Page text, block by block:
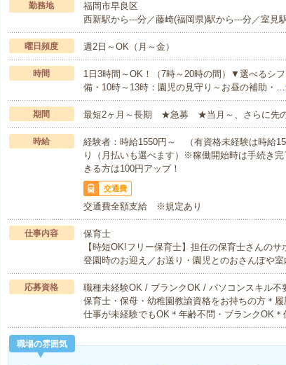
勤務地
福岡市早良区
西新駅から---分／藤崎(福岡県)駅から---分／室見
曜日頻度 週2日～OK（月～金）
時間
1日3時間～OK！（7時～20時の間）▼選べるシ
備・10時～13時：園児の見守り～お昼の補助・…
期間 最短2ヶ月～長期 ★急募 ★当月～、さらに先の
時給
経験者：時給1550円～ （有資格未経験は時給
り（月払いも選べます）※稼働開始時は手続き
きる方は100円アップ！
交通費
交通費全額支給 ※規定あり
仕事内容
保育士
【時短OK!フリー保育士】担任の保育士さんの
登園時のお迎え／お送り・園児とのおさんぽや
応募資格
職種未経験OK / ブランクOK / パソコンスキル不
保育士・保母・幼稚園教諭資格をお持ちの方＊
仕事が未経験でもOK＊年齢不問・ブランクOK
職場の雰囲気